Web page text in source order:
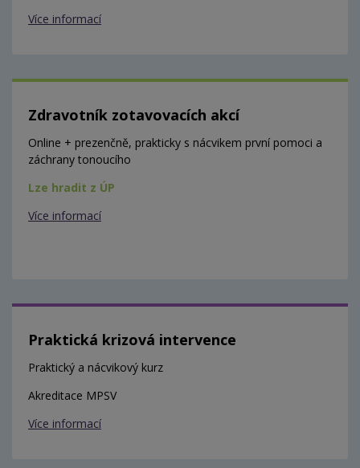
Více informací
Zdravotník zotavovacích akcí
Online + prezenčně, prakticky s nácvikem první pomoci a
záchrany tonoucího
Lze hradit z ÚP
Více informací
Praktická krizová intervence
Praktický a nácvikový kurz
Akreditace MPSV
Více informací